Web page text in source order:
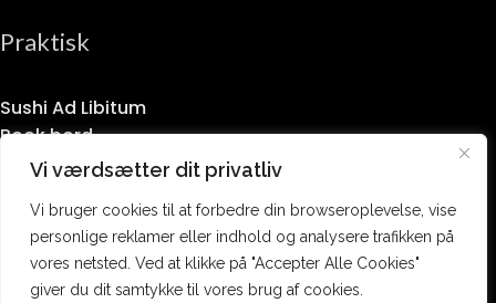
Vi værdsætter dit privatliv
Vi bruger cookies til at forbedre din browseroplevelse, vise
personlige reklamer eller indhold og analysere trafikken på
vores netsted. Ved at klikke på "Accepter Alle Cookies"
giver du dit samtykke til vores brug af cookies.
Praktisk
Sushi Ad Libitum
Book bord
Takeaway
Privatlivspolitik